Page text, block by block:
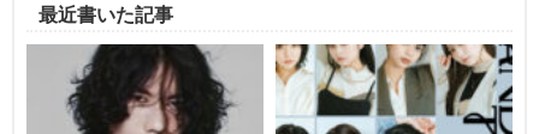
最近書いた記事